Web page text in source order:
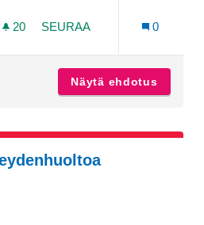
20 20 SEURAAJAA
SEURAA
0
Näytä ehdotus